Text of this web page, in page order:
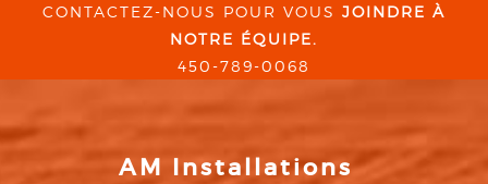
CONTACTEZ-NOUS POUR VOUS JOINDRE À
NOTRE ÉQUIPE.
450-789-0068
AM Installations